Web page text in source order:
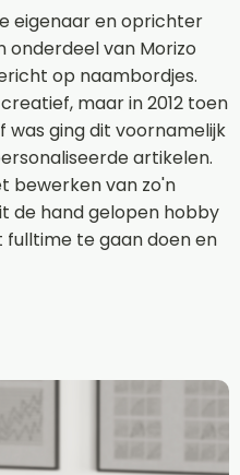
eigenaar en oprichter
onderdeel van Morizo
op naambordjes.
maar in 2012 toen
ging dit voornamelijk
artikelen.
bewerken van zo'n
de hand gelopen hobby
fulltime te gaan doen en